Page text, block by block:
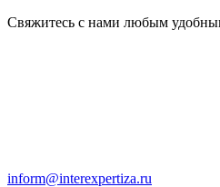
Свяжитесь с нами любым
inform@interexpertiza.ru